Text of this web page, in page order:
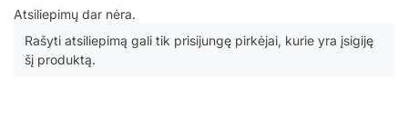
Atsiliepimų dar nėra.
Rašyti atsiliepimą gali tik prisijungę pirkėjai, kurie yra įsigiję
šį produktą.